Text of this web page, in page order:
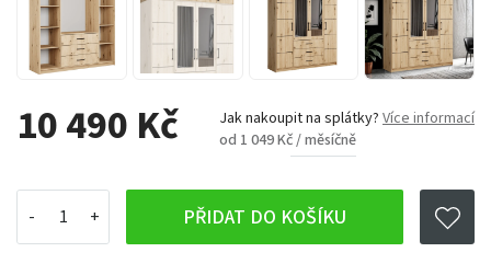
10 490 Kč Jak nakoupit na splátky? Více informací
od 1 049 Kč / měsíčně
PŘIDAT DO KOŠÍKU